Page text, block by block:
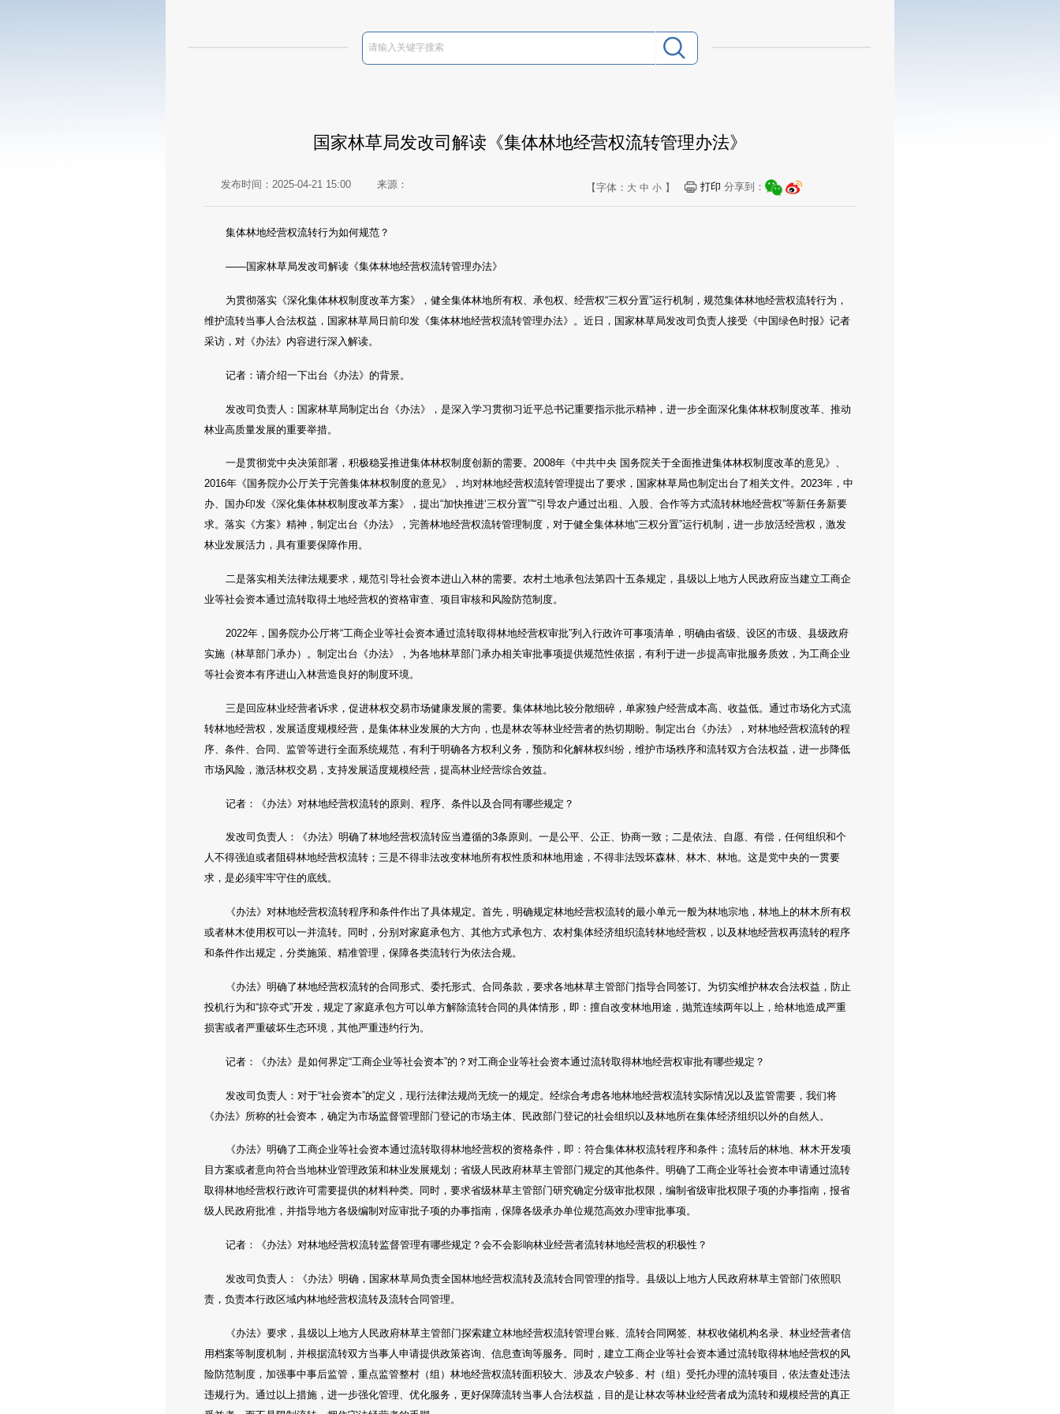
国家林草局发改司解读《集体林地经营权流转管理办法》
发布时间：2025-04-21 15:00 来源： 【字体： 大 中 小】 打印 分享到：
集体林地经营权流转行为如何规范？
——国家林草局发改司解读《集体林地经营权流转管理办法》
为贯彻落实《深化集体林权制度改革方案》，健全集体林地所有权、承包权、经营权“三权分置”运行机制，规范集体林地经营权流转行为，
维护流转当事人合法权益，国家林草局日前印发《集体林地经营权流转管理办法》。近日，国家林草局发改司负责人接受《中国绿色时报》记者
采访，对《办法》内容进行深入解读。
记者：请介绍一下出台《办法》的背景。
发改司负责人：国家林草局制定出台《办法》，是深入学习贯彻习近平总书记重要指示批示精神，进一步全面深化集体林权制度改革、推动
林业高质量发展的重要举措。
一是贯彻党中央决策部署，积极稳妥推进集体林权制度创新的需要。2008年《中共中央 国务院关于全面推进集体林权制度改革的意见》、
2016年《国务院办公厅关于完善集体林权制度的意见》，均对林地经营权流转管理提出了要求，国家林草局也制定出台了相关文件。2023年，中
办、国办印发《深化集体林权制度改革方案》，提出“加快推进‘三权分置’”“引导农户通过出租、入股、合作等方式流转林地经营权”等新任务新要
求。落实《方案》精神，制定出台《办法》，完善林地经营权流转管理制度，对于健全集体林地“三权分置”运行机制，进一步放活经营权，激发
林业发展活力，具有重要保障作用。
二是落实相关法律法规要求，规范引导社会资本进山入林的需要。农村土地承包法第四十五条规定，县级以上地方人民政府应当建立工商企
业等社会资本通过流转取得土地经营权的资格审查、项目审核和风险防范制度。
2022年，国务院办公厅将“工商企业等社会资本通过流转取得林地经营权审批”列入行政许可事项清单，明确由省级、设区的市级、县级政府
实施（林草部门承办）。制定出台《办法》，为各地林草部门承办相关审批事项提供规范性依据，有利于进一步提高审批服务质效，为工商企业
等社会资本有序进山入林营造良好的制度环境。
三是回应林业经营者诉求，促进林权交易市场健康发展的需要。集体林地比较分散细碎，单家独户经营成本高、收益低。通过市场化方式流
转林地经营权，发展适度规模经营，是集体林业发展的大方向，也是林农等林业经营者的热切期盼。制定出台《办法》，对林地经营权流转的程
序、条件、合同、监管等进行全面系统规范，有利于明确各方权利义务，预防和化解林权纠纷，维护市场秩序和流转双方合法权益，进一步降低
市场风险，激活林权交易，支持发展适度规模经营，提高林业经营综合效益。
记者：《办法》对林地经营权流转的原则、程序、条件以及合同有哪些规定？
发改司负责人：《办法》明确了林地经营权流转应当遵循的3条原则。一是公平、公正、协商一致；二是依法、自愿、有偿，任何组织和个
人不得强迫或者阻碍林地经营权流转；三是不得非法改变林地所有权性质和林地用途，不得非法毁坏森林、林木、林地。这是党中央的一贯要
求，是必须牢牢守住的底线。
《办法》对林地经营权流转程序和条件作出了具体规定。首先，明确规定林地经营权流转的最小单元一般为林地宗地，林地上的林木所有权
或者林木使用权可以一并流转。同时，分别对家庭承包方、其他方式承包方、农村集体经济组织流转林地经营权，以及林地经营权再流转的程序
和条件作出规定，分类施策、精准管理，保障各类流转行为依法合规。
《办法》明确了林地经营权流转的合同形式、委托形式、合同条款，要求各地林草主管部门指导合同签订。为切实维护林农合法权益，防止
投机行为和“掠夺式”开发，规定了家庭承包方可以单方解除流转合同的具体情形，即：擅自改变林地用途，抛荒连续两年以上，给林地造成严重
损害或者严重破坏生态环境，其他严重违约行为。
记者：《办法》是如何界定“工商企业等社会资本”的？对工商企业等社会资本通过流转取得林地经营权审批有哪些规定？
发改司负责人：对于“社会资本”的定义，现行法律法规尚无统一的规定。经综合考虑各地林地经营权流转实际情况以及监管需要，我们将
《办法》所称的社会资本，确定为市场监督管理部门登记的市场主体、民政部门登记的社会组织以及林地所在集体经济组织以外的自然人。
《办法》明确了工商企业等社会资本通过流转取得林地经营权的资格条件，即：符合集体林权流转程序和条件；流转后的林地、林木开发项
目方案或者意向符合当地林业管理政策和林业发展规划；省级人民政府林草主管部门规定的其他条件。明确了工商企业等社会资本申请通过流转
取得林地经营权行政许可需要提供的材料种类。同时，要求省级林草主管部门研究确定分级审批权限，编制省级审批权限子项的办事指南，报省
级人民政府批准，并指导地方各级编制对应审批子项的办事指南，保障各级承办单位规范高效办理审批事项。
记者：《办法》对林地经营权流转监督管理有哪些规定？会不会影响林业经营者流转林地经营权的积极性？
发改司负责人：《办法》明确，国家林草局负责全国林地经营权流转及流转合同管理的指导。县级以上地方人民政府林草主管部门依照职
责，负责本行政区域内林地经营权流转及流转合同管理。
《办法》要求，县级以上地方人民政府林草主管部门探索建立林地经营权流转管理台账、流转合同网签、林权收储机构名录、林业经营者信
用档案等制度机制，并根据流转双方当事人申请提供政策咨询、信息查询等服务。同时，建立工商企业等社会资本通过流转取得林地经营权的风
险防范制度，加强事中事后监管，重点监管整村（组）林地经营权流转面积较大、涉及农户较多、村（组）受托办理的流转项目，依法查处违法
违规行为。通过以上措施，进一步强化管理、优化服务，更好保障流转当事人合法权益，目的是让林农等林业经营者成为流转和规模经营的真正